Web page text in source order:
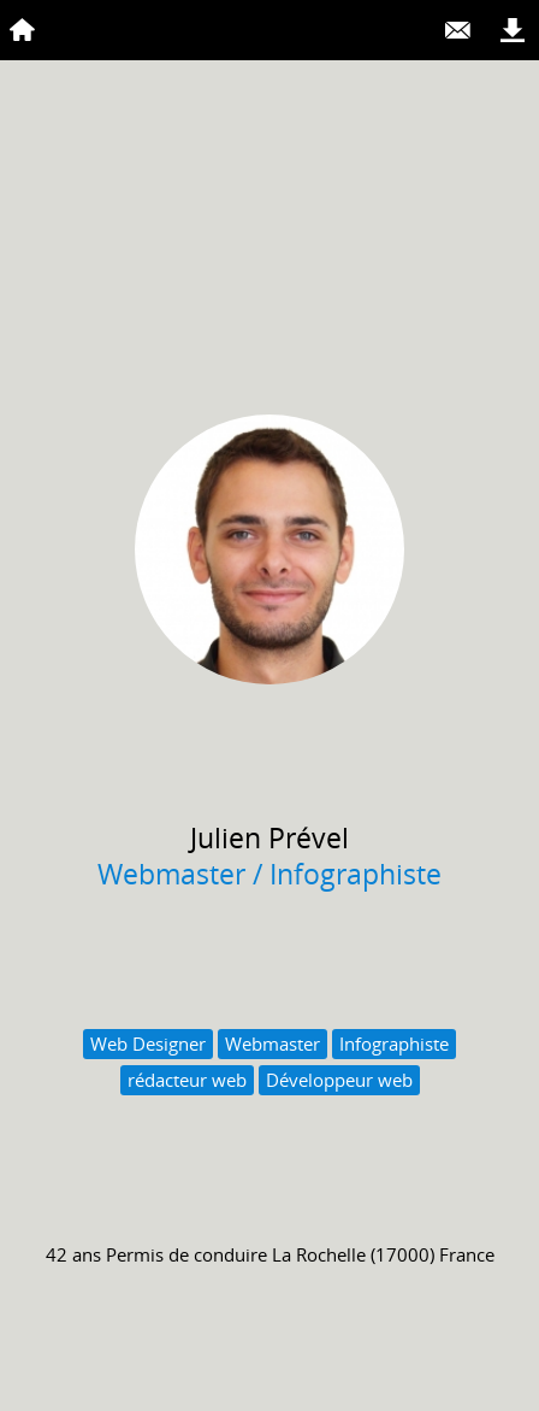
Julien Prével
Webmaster / Infographiste
Web Designer Webmaster
Infographiste
rédacteur web
Développeur web
42 ans Permis de conduire La Rochelle (17000) France